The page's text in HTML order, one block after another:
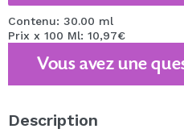
Contenu: 30.00 ml
Prix x 100 Ml: 10,97€
Vous avez une
Description